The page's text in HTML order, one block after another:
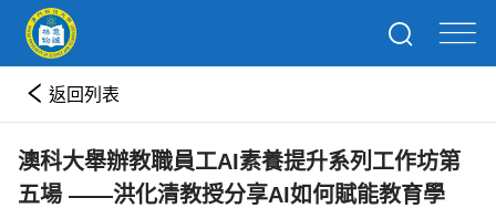
返回列表
澳科大舉辦教職員工AI素養提升系列工作坊第
五場 ——洪化清教授分享AI如何賦能教育學